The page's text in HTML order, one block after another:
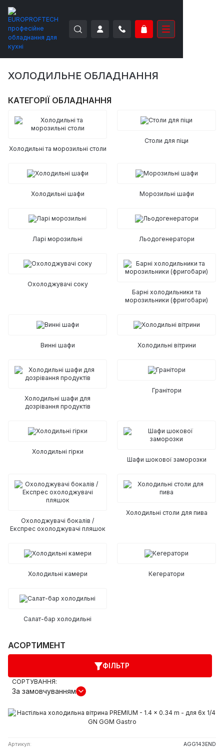
EUROPROFTECH
ХОЛОДИЛЬНЕ ОБЛАДНАННЯ
КАТЕГОРІЇ ОБЛАДНАННЯ
Холодильні та морозильні столи
Столи для піци
Холодильні шафи Морозильні шафи
Ларі морозильні Льодогенератори
Охолоджувачі соку
Барні холодильники та
морозильники (фригобари)
Винні шафи Холодильні вітрини
Холодильні шафи для
дозрівання продуктів
Гранітори
Холодильні гірки
Шафи шокової заморозки
Охолоджувачі бокалів /
Експрес охолоджувачі пляшок
Холодильні столи для пива
Холодильні камери Кегератори
Салат-бар холодильні
АСОРТИМЕНТ
ФІЛЬТР
СОРТУВАННЯ:
За замовчуванням
Артикул: AGG143END